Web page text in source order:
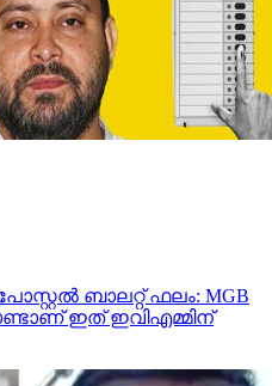
ബാലറ്റ് ഫലം: MGB
ഇത് ഇവിഎമ്മിന്